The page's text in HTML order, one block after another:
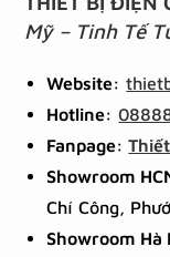
Mỹ – Tinh Tế
Website:
Hotline:
Fanpage:
Showroom
Chí Công,
Showroom Hà